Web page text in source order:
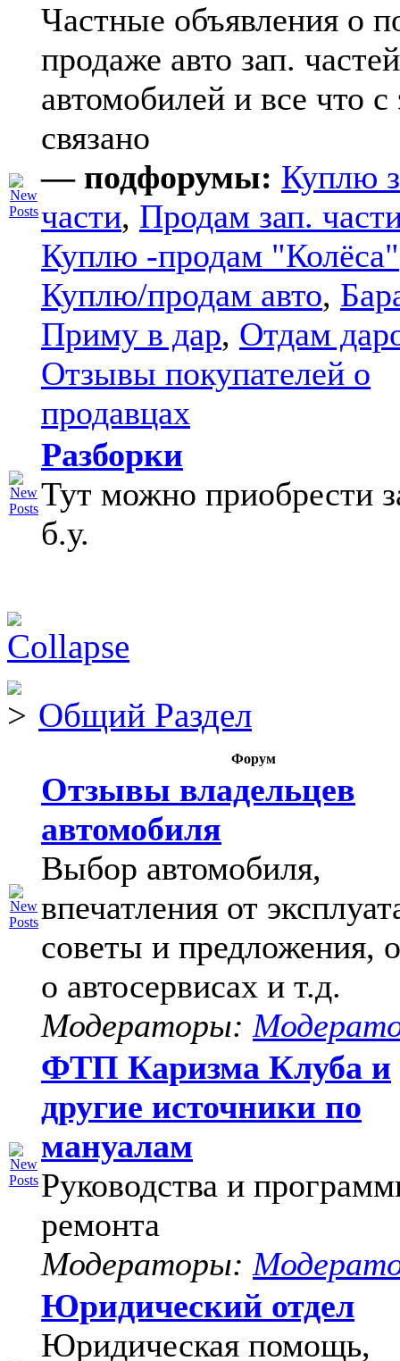
Частные объявления о
продаже авто зап.
автомобилей и все что с
связано
— подфорумы: Куплю
части, Продам зап.
Куплю -продам "Колёса"
Куплю/продам авто,
Приму в дар, Отдам
Отзывы покупателей о
продавцах
Разборки
Тут можно приобрести
б.у.
Общий Раздел
Форум
Отзывы владельцев
автомобиля
Выбор автомобиля,
впечатления от
советы и предложения,
о автосервисах и т.д.
Модераторы:
ФТП Каризма Клуба и
другие источники по
мануалам
Руководства и
ремонта
Модераторы:
Юридический отдел
Юридическая помощь,